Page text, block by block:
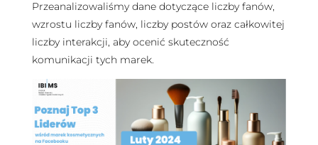
Przeanalizowaliśmy dane dotyczące liczby fanów,
wzrostu liczby fanów, liczby postów oraz całkowitej
liczby interakcji, aby ocenić skuteczność
komunikacji tych marek.